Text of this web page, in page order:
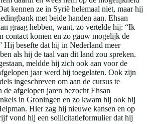
kennen ze in Syrië helemaal niet, maar hij
met beide handen aan. Ehsan
graag hebben, want, zo vertelde hij: “Ik
contact komen en zo gauw mogelijk de
Hij besefte dat hij in Nederland meer
als hij de taal van dit land zou spreken.
meldde hij zich ook aan voor de
jaar werd hij toegelaten. Ook zijn
ingeschreven om aan de cursus te
afgelopen jaren bezocht Ehsan
in Groningen en zo kwam hij ook bij
Hier zag hij nieuwe kansen en op
vond hij een sollicitatieformulier dat hij